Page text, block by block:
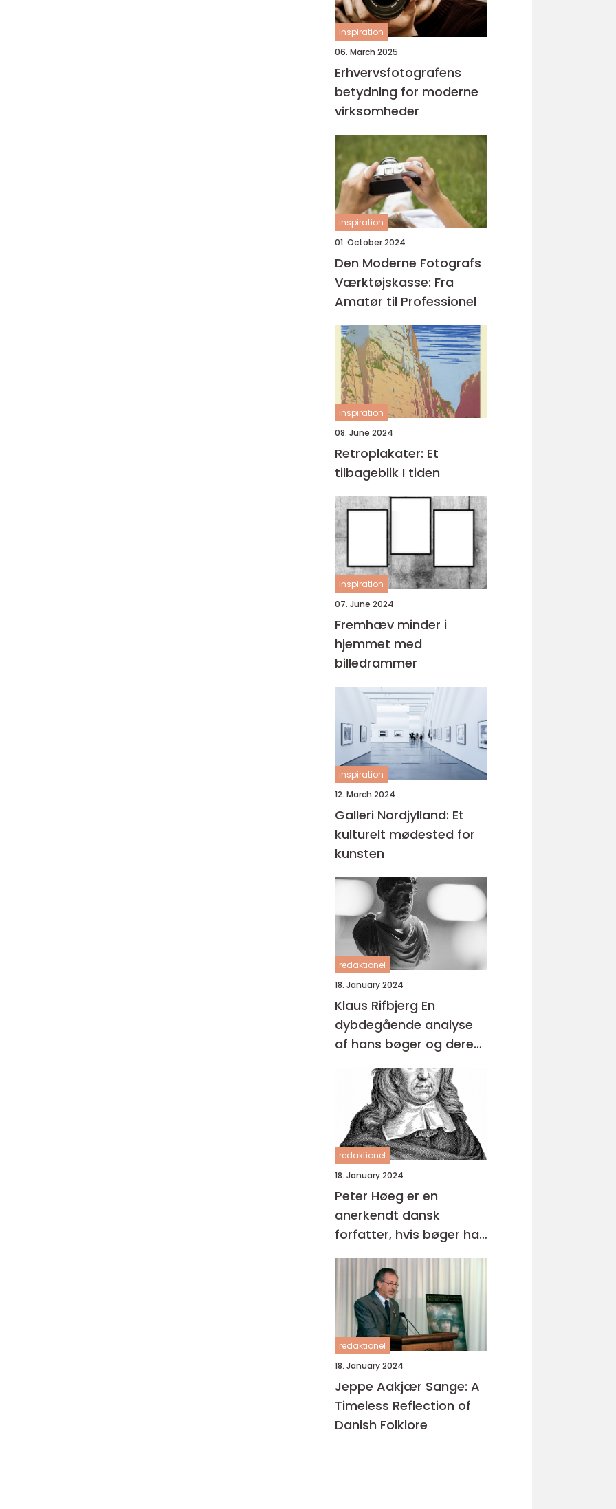
inspiration
06. March 2025
Erhvervsfotografens
betydning for moderne
virksomheder
inspiration
01. October 2024
Den Moderne Fotografs
Værktøjskasse: Fra
Amatør til Professionel
inspiration
08. June 2024
Retroplakater: Et
tilbageblik I tiden
inspiration
07. June 2024
Fremhæv minder i
hjemmet med
billedrammer
inspiration
12. March 2024
Galleri Nordjylland: Et
kulturelt mødested for
kunsten
redaktionel
18. January 2024
Klaus Rifbjerg En
dybdegående analyse
af hans bøger og deres
udvikling over tid
redaktionel
18. January 2024
Peter Høeg er en
anerkendt dansk
forfatter, hvis bøger har
opnået stor popularitet
både nationalt og
internationalt
redaktionel
18. January 2024
Jeppe Aakjær Sange: A
Timeless Reflection of
Danish Folklore